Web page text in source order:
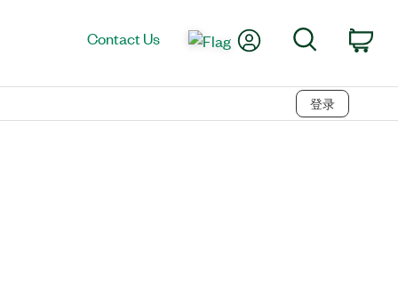
Contact Us My AccountSearch
登录